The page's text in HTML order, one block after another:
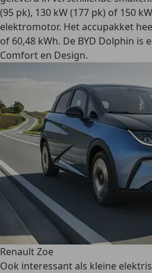
(95 pk), 130 kW (177 pk) of 150
elektromotor. Het accupakket
of 60,48 kWh. De BYD Dolphin is
Comfort en Design.
Renault Zoe
Ook interessant als kleine